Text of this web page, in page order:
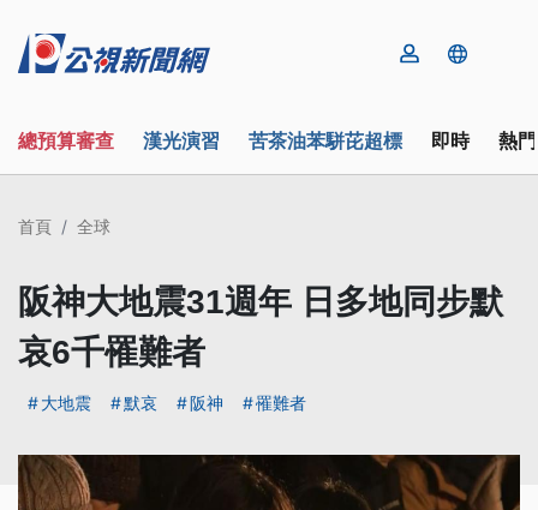
總預算審查 漢光演習 苦茶油苯駢芘超標 即時 熱
首頁 全球
阪神大地震31週年 日多地同步默
哀6千罹難者
大地震 默哀 阪神 罹難者